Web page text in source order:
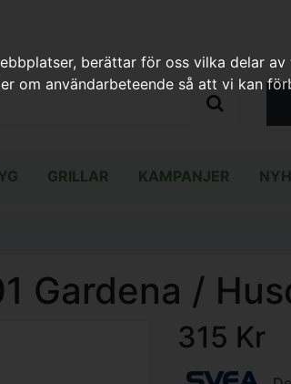
GRILLAR KAMPANJER
Gardena /
315 Kr
berättar för oss vilka delar
om användarbeteende så att vi kan